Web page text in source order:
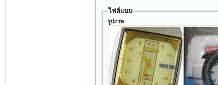
ไฟล์แนบ
รูปภาพ